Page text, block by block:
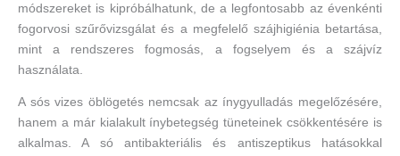
módszereket is kipróbálhatunk, de a legfontosabb az évenkénti
fogorvosi szűrővizsgálat és a megfelelő szájhigiénia betartása,
mint a rendszeres fogmosás, a fogselyem és a szájvíz
használata.
A sós vizes öblögetés nemcsak az ínygyulladás megelőzésére,
hanem a már kialakult ínybetegség tüneteinek csökkentésére is
alkalmas. A só antibakteriális és antiszeptikus hatásokkal